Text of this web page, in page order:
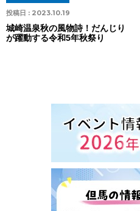
投稿日 : 2023.10.19
城崎温泉秋の風物詩！だんじり
が躍動する令和5年秋祭り